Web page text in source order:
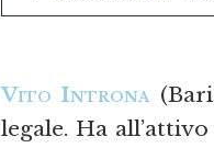
Vito Introna
legale. Ha